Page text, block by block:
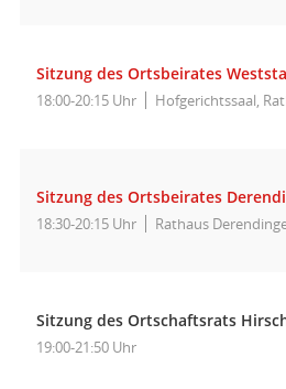
Sitzung des Ortsbeirates
18:00-20:15 Uhr Hofgerichtssaal,
Sitzung des Ortsbeirates
18:30-20:15 Uhr Rathaus
Sitzung des Ortschaftsrats
19:00-21:50 Uhr